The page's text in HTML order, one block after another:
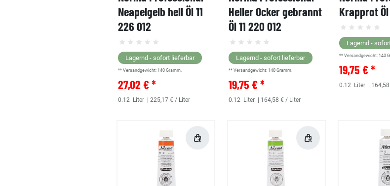
Neapelgelb hell Öl 11
226 012
Lagernd - sofort lieferbar
** Versandgewicht: 140 Gramm.
27,02 € *
0.12 Liter | 225,17 € / Liter
Heller Ocker gebrannt
Öl 11 220 012
Lagernd - sofort lieferbar
** Versandgewicht: 140 Gramm.
19,75 € *
0.12 Liter | 164,58 € / Liter
Krapprot Öl
Lagernd -
** Versandgewicht: 140
19,75 € *
0.12 Liter |